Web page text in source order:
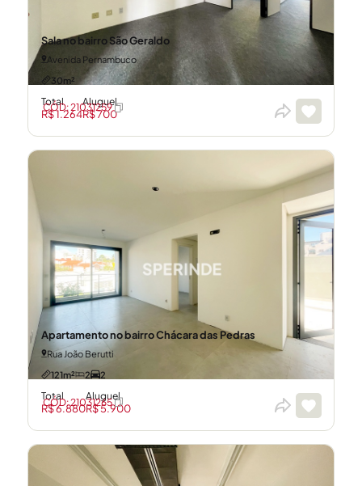
Sala no bairro São Geraldo
Avenida Pernambuco
30m²
Total
R$ 1.264
Aluguel
R$ 700
CÓD: 21031259
Apartamento no bairro Chácara das Pedras
Rua João Berutti
121m²
2 2
Total
R$ 6.880
Aluguel
R$ 5.900
CÓD: 21031265